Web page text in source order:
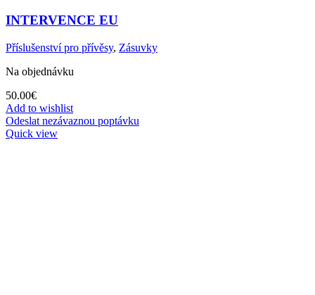
INTERVENCE EU
Příslušenství pro přívěsy, Zásuvky
Na objednávku
50.00€
Add to wishlist
Odeslat nezávaznou poptávku
Quick view